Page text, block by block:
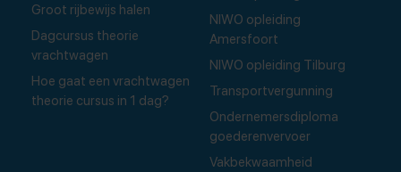
Groot rijbewijs halen
Dagcursus theorie
vrachtwagen
Hoe gaat een vrachtwagen
theorie cursus in 1 dag?
NIWO opleiding
Amersfoort
NIWO opleiding Tilburg
Transportvergunning
Ondernemersdiploma
goederenvervoer
Vakbekwaamheid